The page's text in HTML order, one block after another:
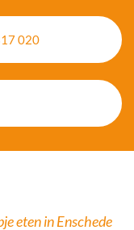
020
eten in Enschede